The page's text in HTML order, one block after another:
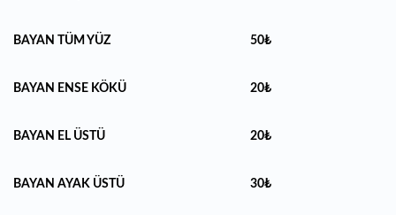
BAYAN TÜM YÜZ 50₺
BAYAN ENSE KÖKÜ 20₺
BAYAN EL ÜSTÜ 20₺
BAYAN AYAK ÜSTÜ 30₺